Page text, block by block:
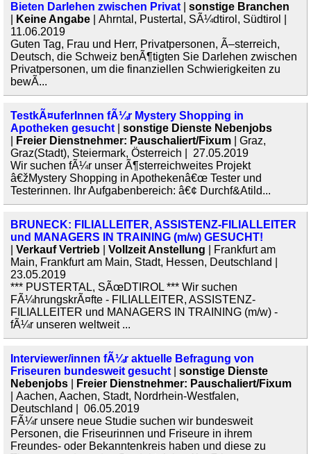
Bieten Darlehen zwischen Privat
sonstige Branchen
Keine Angabe | Ahrntal, Pustertal, SÃ¼dtirol, Südtirol |
11.06.2019
Guten Tag, Frau und Herr, Privatpersonen, Ã–sterreich,
Deutsch, die Schweiz benÃ¶tigten Sie Darlehen zwischen
Privatpersonen, um die finanziellen Schwierigkeiten zu
bewÃ...
TestkÃ¤uferInnen fÃ¼r Mystery Shopping in
Apotheken gesucht
sonstige Dienste Nebenjobs
Freier Dienstnehmer: Pauschaliert/Fixum | Graz,
Graz(Stadt), Steiermark, Österreich | 27.05.2019
Wir suchen fÃ¼r unser Ã¶sterreichweites Projekt
â€žMystery Shopping in Apothekenâ€œ Tester und
Testerinnen. Ihr Aufgabenbereich: â€¢ Durchf&Atild...
BRUNECK: FILIALLEITER, ASSISTENZ-FILIALLEITER
und MANAGERS IN TRAINING (m/w) GESUCHT!
Verkauf Vertrieb Vollzeit Anstellung | Frankfurt am
Main, Frankfurt am Main, Stadt, Hessen, Deutschland |
23.05.2019
*** PUSTERTAL, SÃœDTIROL *** Wir suchen
FÃ¼hrungskrÃ¤fte - FILIALLEITER, ASSISTENZ-
FILIALLEITER und MANAGERS IN TRAINING (m/w) -
fÃ¼r unseren weltweit ...
Interviewer/innen fÃ¼r aktuelle Befragung von
Friseuren bundesweit gesucht
sonstige Dienste
Nebenjobs
Freier Dienstnehmer: Pauschaliert/Fixum
| Aachen, Aachen, Stadt, Nordrhein-Westfalen,
Deutschland | 06.05.2019
FÃ¼r unsere neue Studie suchen wir bundesweit
Personen, die Friseurinnen und Friseure in ihrem
Freundes- oder Bekanntenkreis haben und diese zu